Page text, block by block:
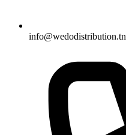
info@wedodistribution.tn